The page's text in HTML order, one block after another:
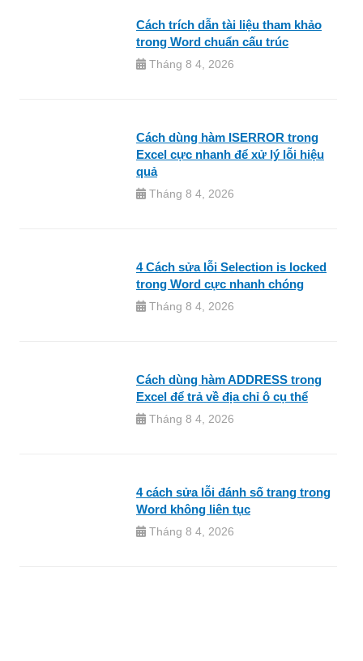
Cách trích dẫn tài liệu tham khảo
trong Word chuẩn cấu trúc
Tháng 8 4, 2026
Cách dùng hàm ISERROR trong
Excel cực nhanh để xử lý lỗi hiệu
quả
Tháng 8 4, 2026
4 Cách sửa lỗi Selection is locked
trong Word cực nhanh chóng
Tháng 8 4, 2026
Cách dùng hàm ADDRESS trong
Excel để trả về địa chỉ ô cụ thể
Tháng 8 4, 2026
4 cách sửa lỗi đánh số trang trong
Word không liên tục
Tháng 8 4, 2026